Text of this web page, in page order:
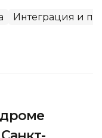
Интеграция и